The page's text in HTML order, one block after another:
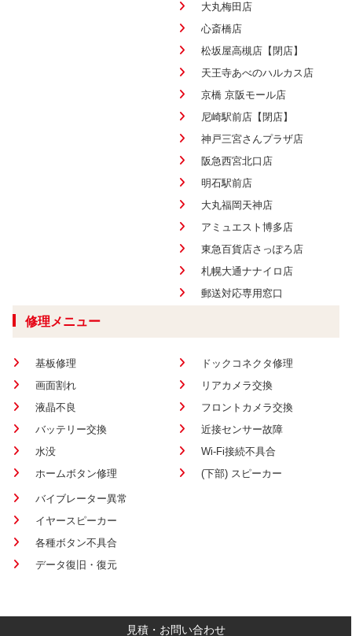
大丸梅田店
心斎橋店
松坂屋高槻店【閉店】
天王寺あべのハルカス店
京橋 京阪モール店
尼崎駅前店【閉店】
神戸三宮さんプラザ店
阪急西宮北口店
明石駅前店
大丸福岡天神店
アミュエスト博多店
東急百貨店さっぽろ店
札幌大通ナナイロ店
郵送対応専用窓口
修理メニュー
基板修理
画面割れ
液晶不良
バッテリー交換
水没
ホームボタン修理
ドックコネクタ修理
リアカメラ交換
フロントカメラ交換
近接センサー故障
Wi-Fi接続不具合
(下部) スピーカー
バイブレーター異常
イヤースピーカー
各種ボタン不具合
データ復旧・復元
見積・お問い合わせ